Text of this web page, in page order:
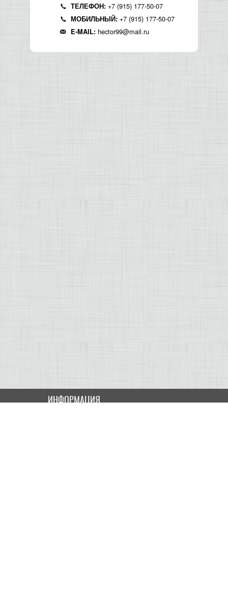
ТЕЛЕФОН: +7 (915) 177-50-07
МОБИЛЬНЫЙ: +7 (915) 177-50-07
E-MAIL: hector99@mail.ru
ИНФОРМАЦИЯ